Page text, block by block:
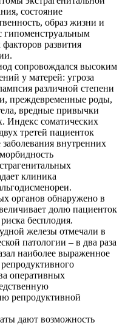
состояние
образ жизни и
развития
сопровождался высоким
у матерей: угроза
различной степени
преждевременные роды,
вредные привычки
Индекс соматических
третей пациенток
внутренних
клиника
органов обнаружено в
долю пациенток
бесплодия.
железы отмечали в
патологии – в два раза
наиболее выраженное
оперативных
репродуктивной
дают возможность